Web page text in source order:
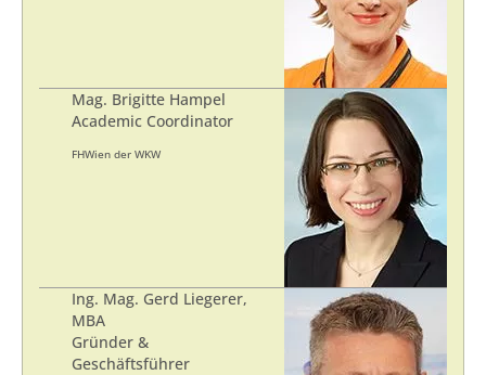
Mag. Brigitte Hampel
Academic Coordinator
FHWien der WKW
Ing. Mag. Gerd Liegerer,
MBA
Gründer &
Geschäftsführer